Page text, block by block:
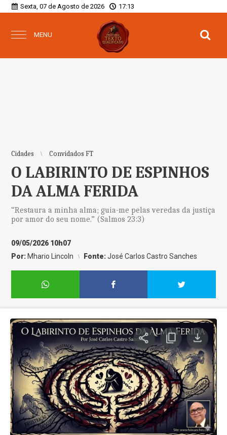
Sexta, 07 de Agosto de 2026 17:13
MENU
Cidades Convidados FT
O LABIRINTO DE ESPINHOS
DA ALMA FERIDA
“Restaura a minha alma; guia-me pelas veredas da justiça
por amor do seu nome.” (Salmos 23:3)
09/05/2026 10h07
Por: Mhario Lincoln Fonte:José Carlos Castro Sanches